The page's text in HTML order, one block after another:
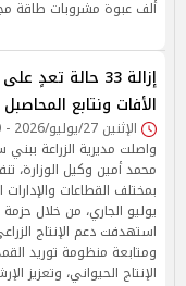
ألف عبوة مشروبات طاقة
إزالة 33 حالة
الأفات ونتابع المحاصبل
الإثنين 27/يوليو/2026 - 12:40 م
واصلت مديرية الزراعة
محمد أمين وكيل الوزارة،
بمختلف القطاعات والإدارات
يوليو الجاري، من خلال
استهدفت دعم الإنتاج
ومتابعة منظومة توريد
الإنتاج الحيواني، وتعزيز